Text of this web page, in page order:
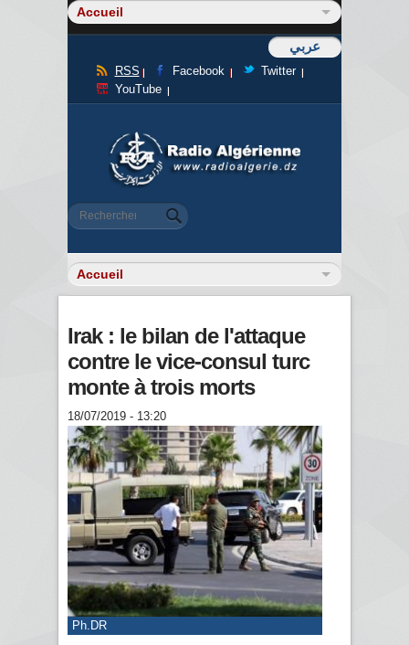
عربي
RSS Facebook
Twitter
YouTube
Formulaire de recherche
Rechercher
Irak : le bilan de l'attaque
contre le vice-consul turc
monte à trois morts
18/07/2019 - 13:20
Ph.DR